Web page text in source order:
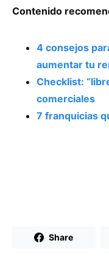
Contenido
4 consejos
aumentar tu
Checklist:
comerciales
7 franquicias
Share